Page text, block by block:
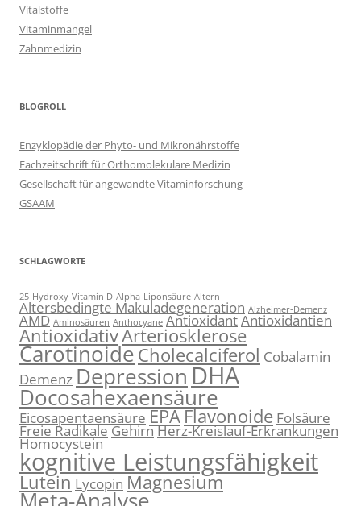
Vitalstoffe
Vitaminmangel
Zahnmedizin
BLOGROLL
Enzyklopädie der Phyto- und Mikronährstoffe
Fachzeitschrift für Orthomolekulare Medizin
Gesellschaft für angewandte Vitaminforschung
GSAAM
SCHLAGWORTE
25-Hydroxy-Vitamin D Alpha-Liponsäure Altern
Altersbedingte Makuladegeneration Alzheimer-Demenz
AMD Aminosäuren Anthocyane AntioxidantAntioxidantien
AntioxidativArteriosklerose
CarotinoideCholecalciferol Cobalamin
Demenz DepressionDHA
Docosahexaensäure
Eicosapentaensäure EPAFlavonoide Folsäure
Freie RadikaleGehirnHerz-Kreislauf-Erkrankungen
Homocystein
kognitive Leistungsfähigkeit
Lutein Lycopin Magnesium